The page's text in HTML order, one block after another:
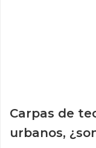
Carpas de
urbanos,